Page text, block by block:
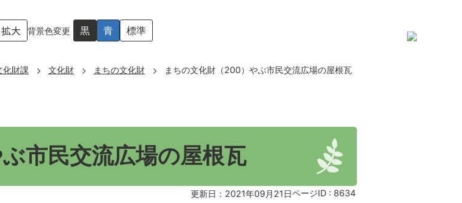
拡大 背景色変更 黒 青 標準
化財課 文化財 まちの文化財 まちの文化財（200）やぶ市民交流広場の屋根瓦
市民交流広場の屋根瓦
更新日：2021年09月21日ページID : 8634